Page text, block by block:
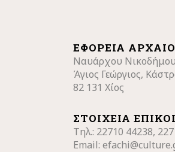
ΕΦΟΡΕΊΑ
Ναυάρχου
Άγιος Γεώργιος,
82 131 Χίος
ΣΤΟΙΧΕΊΑ
Τηλ.: 22710 44238,
Email: